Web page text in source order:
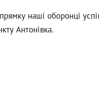
наші оборонці
Антонівка.